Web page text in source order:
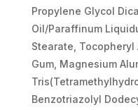
Propylene Glycol
Oil/Paraffinum
Stearate, Tocopheryl
Gum, Magnesium
Benzotriazolyl